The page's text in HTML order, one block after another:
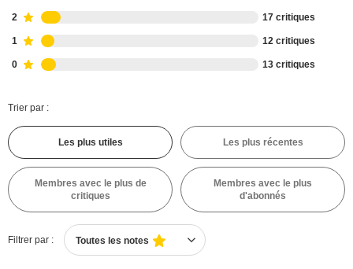
2 17 critiques
1 12 critiques
0 13 critiques
Trier par :
Les plus utiles Les plus récentes
Membres avec le plus de
critiques
Membres avec le plus
d'abonnés
Filtrer par : Toutes les notes